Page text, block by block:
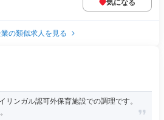
気になる
の類似求人を見る
リンガル認可外保育施設での調理です。
。